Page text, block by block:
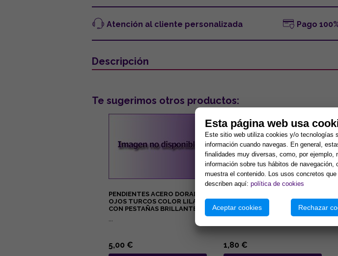
Atención al cliente personalizada Pago
Descripción
Te sugerimos otros productos:
PENDIENTES ACERO DORADO
OJOS TURCOS COLOR LILA
CON PESTAÑAS BRILLANTES
...
5,00 €
DISEÑO ELEFANTE DE
COLORES Y OJO TURCO
6.5x19CM
1,80 €
Esta página web usa
Este sitio web utiliza cookies y/o tecnologías
información cuando navegas. En general,
finalidades muy diversas, como, por ejemplo,
información sobre tus hábitos de navegación,
muestra el contenido. Los usos concretos
describen aquí: política de cookies
Aceptar cookies Rechazar